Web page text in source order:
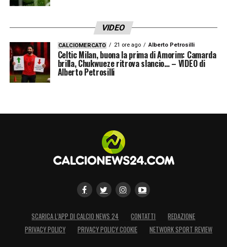
VIDEO
CALCIOMERCATO 21 ore ago Alberto Petrosilli
Celtic Milan, buona la prima di Amorim: Camarda
brilla, Chukwueze ritrova slancio… – VIDEO di
Alberto Petrosilli
SCARICA L’APP DI CALCIO NEWS 24 CONTATTI
REDAZIONE
PRIVACY POLICY
PRIVACY POLICY COOKIE NETWORK SPORT REVIEW